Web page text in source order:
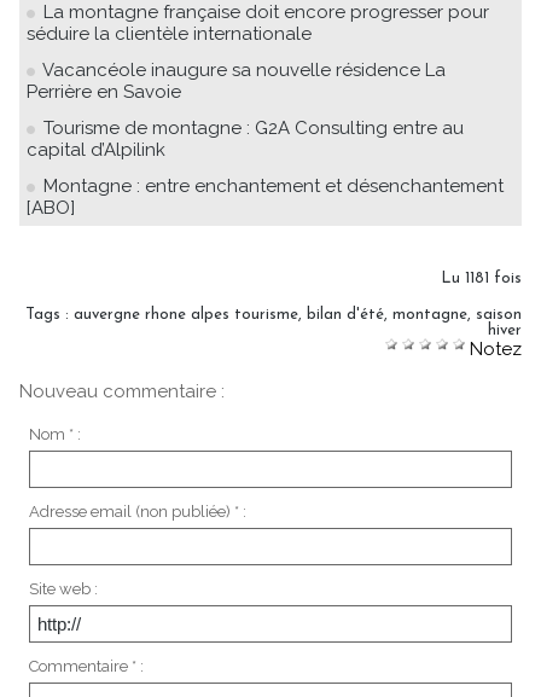
La montagne française doit encore progresser pour
séduire la clientèle internationale
Vacancéole inaugure sa nouvelle résidence La
Perrière en Savoie
Tourisme de montagne : G2A Consulting entre au
capital d’Alpilink
Montagne : entre enchantement et désenchantement
[ABO]
Lu 1181 fois
Tags : auvergne rhone alpes tourisme, bilan d'été, montagne, saison
hiver
Notez
Nouveau commentaire :
Nom * :
Adresse email (non publiée) * :
Site web :
Commentaire * :